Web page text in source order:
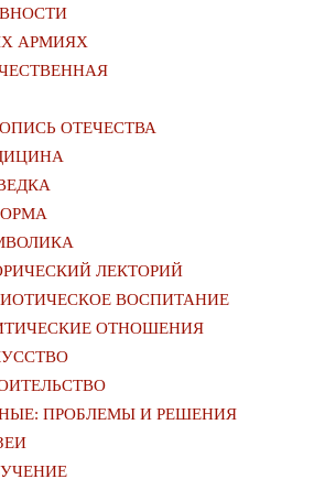
АРМИЯХ
ОТЕЧЕСТВА
ЛЕКТОРИЙ
ВОСПИТАНИЕ
ОТНОШЕНИЯ
ПРОБЛЕМЫ И РЕШЕНИЯ